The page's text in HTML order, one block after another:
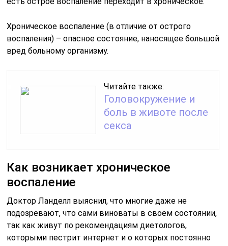
Хроническое воспаление (в отличие от острого
воспаления) – опасное состояние, наносящее большой
вред больному организму.
Читайте также:
Головокружение и
боль в животе после
секса
Как возникает хроническое
воспаление
Доктор Ланделл выяснил, что многие даже не
подозревают, что сами виноваты в своем состоянии,
так как живут по рекомендациям диетологов,
которыми пестрит интернет и о которых постоянно